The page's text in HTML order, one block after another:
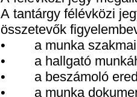
A tantárgy félévközi
összetevők
• a munka szakmai
• a hallgató
• a beszámoló
• a munka